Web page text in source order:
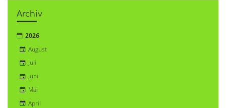
Archiv
2026
August
Juli
Juni
Mai
April